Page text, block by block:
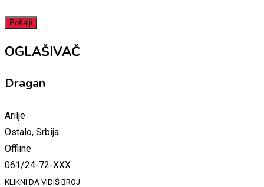
OGLAŠIVAČ
Dragan
Arilje
Ostalo, Srbija
Offline
061/24-72-XXX
KLIKNI DA VIDIŠ BROJ